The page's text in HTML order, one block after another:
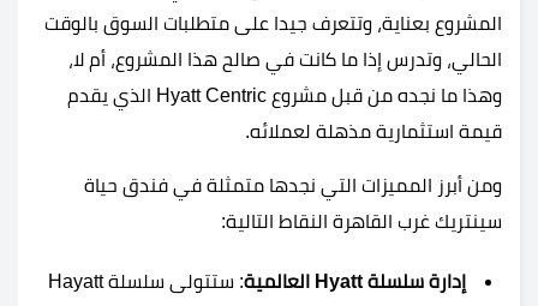
المشروع بعناية، وتتعرف جيدا على متطلبات السوق بالوقت
الحالي، وتدرس إذا ما كانت في صالح هذا المشروع، أم لا،
وهذا ما نجده من قبل مشروع Hyatt Centric الذي يقدم
قيمة استثمارية مذهلة لعملائه.
ومن أبرز المميزات التي نجدها متمثلة في فندق حياة
سينتريك غرب القاهرة النقاط التالية:
إدارة سلسلة Hyatt العالمية
: ستتولى سلسلة Hayatt